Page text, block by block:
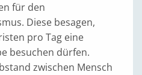
für den
Diese besagen,
pro Tag eine
besuchen dürfen.
zwischen Mensch